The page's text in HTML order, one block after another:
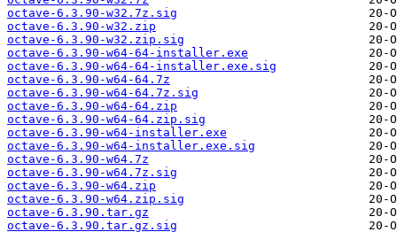
octave-6.3.90-w32.7z.sig
octave-6.3.90-w32.zip
octave-6.3.90-w32.zip.sig
octave-6.3.90-w64-64-installer.exe
octave-6.3.90-w64-64-installer.exe.sig
octave-6.3.90-w64-64.7z
octave-6.3.90-w64-64.7z.sig
octave-6.3.90-w64-64.zip
octave-6.3.90-w64-64.zip.sig
octave-6.3.90-w64-installer.exe
octave-6.3.90-w64-installer.exe.sig
octave-6.3.90-w64.7z
octave-6.3.90-w64.7z.sig
octave-6.3.90-w64.zip
octave-6.3.90-w64.zip.sig
octave-6.3.90.tar.gz
octave-6.3.90.tar.gz.sig